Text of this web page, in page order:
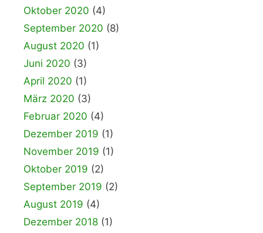
Oktober 2020 (4)
September 2020 (8)
August 2020 (1)
Juni 2020 (3)
April 2020 (1)
März 2020 (3)
Februar 2020 (4)
Dezember 2019 (1)
November 2019 (1)
Oktober 2019 (2)
September 2019 (2)
August 2019 (4)
Dezember 2018 (1)